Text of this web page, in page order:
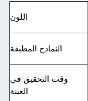
اللون
النماذج المطبقة
وقت التحقيق في
العينة